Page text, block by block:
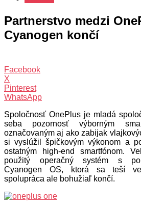
Partnerstvo medzi
Cyanogen končí
Facebook
X
Pinterest
WhatsApp
Spoločnosť OnePlus je mladá
seba pozornosť výborným
označovaným aj ako zabijak
si vyslúžil špičkovým výkonom a
ostatným high-end smartfónom.
použitý operačný systém s
Cyanogen OS, ktorá sa teší
spolupráca ale bohužiaľ končí.